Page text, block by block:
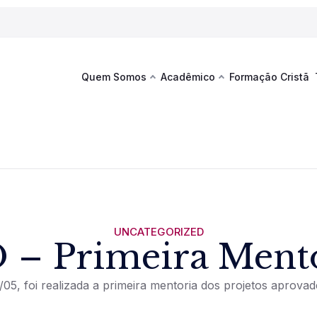
Quem Somos
Documentos Institucionais
Acadêmico Formação Cristã
UNCATEGORIZED
– Primeira
05, foi realizada a primeira mentoria dos projetos